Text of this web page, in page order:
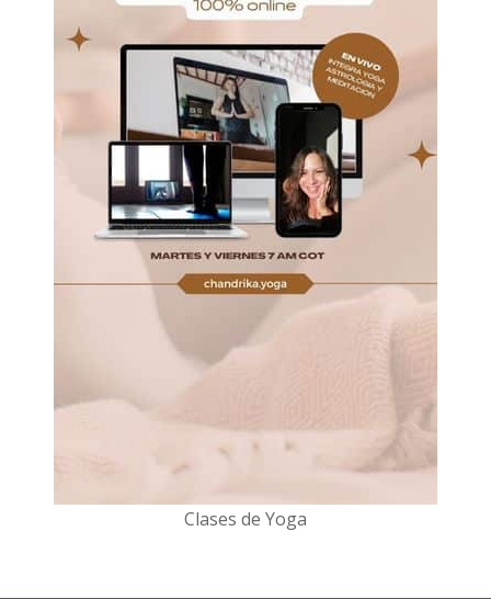
Clases de Yoga